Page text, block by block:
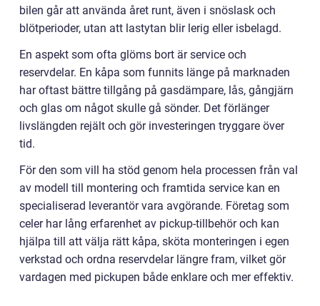
bilen går att använda året runt, även i snöslask och
blötperioder, utan att lastytan blir lerig eller isbelagd.
En aspekt som ofta glöms bort är service och
reservdelar. En kåpa som funnits länge på marknaden
har oftast bättre tillgång på gasdämpare, lås, gångjärn
och glas om något skulle gå sönder. Det förlänger
livslängden rejält och gör investeringen tryggare över
tid.
För den som vill ha stöd genom hela processen från val
av modell till montering och framtida service kan en
specialiserad leverantör vara avgörande. Företag som
celer har lång erfarenhet av pickup-tillbehör och kan
hjälpa till att välja rätt kåpa, sköta monteringen i egen
verkstad och ordna reservdelar längre fram, vilket gör
vardagen med pickupen både enklare och mer effektiv.